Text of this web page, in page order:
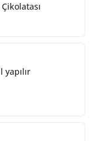
yapılır